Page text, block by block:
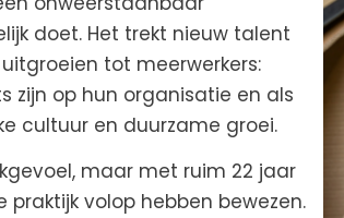
doet. Het trekt nieuw talent
tot meerwerkers:
zijn op hun organisatie en als
cultuur en duurzame groei.
maar met ruim 22 jaar
volop hebben bewezen.